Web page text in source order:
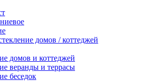
домов / коттеджей
домов и коттеджей
веранды и террасы
беседок